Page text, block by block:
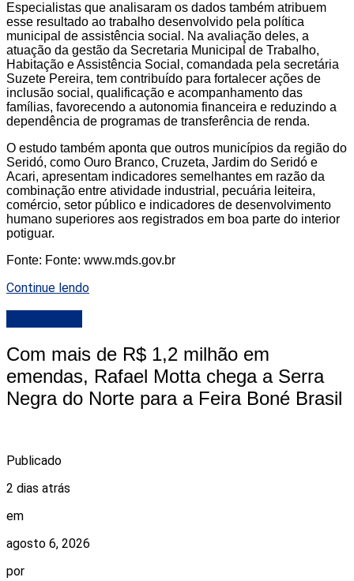
Especialistas que analisaram os dados também atribuem
esse resultado ao trabalho desenvolvido pela política
municipal de assistência social. Na avaliação deles, a
atuação da gestão da Secretaria Municipal de Trabalho,
Habitação e Assistência Social, comandada pela secretária
Suzete Pereira, tem contribuído para fortalecer ações de
inclusão social, qualificação e acompanhamento das
famílias, favorecendo a autonomia financeira e reduzindo a
dependência de programas de transferência de renda.
O estudo também aponta que outros municípios da região do
Seridó, como Ouro Branco, Cruzeta, Jardim do Seridó e
Acari, apresentam indicadores semelhantes em razão da
combinação entre atividade industrial, pecuária leiteira,
comércio, setor público e indicadores de desenvolvimento
humano superiores aos registrados em boa parte do interior
potiguar.
Fonte: Fonte: www.mds.gov.br
Continue lendo
Com mais de R$ 1,2 milhão em
emendas, Rafael Motta chega a Serra
Negra do Norte para a Feira Boné Brasil
Publicado
2 dias atrás
em
agosto 6, 2026
por